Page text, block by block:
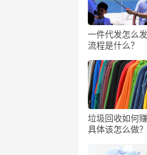
一件代发怎么发
流程是什么？
垃圾回收如何赚
具体该怎么做？